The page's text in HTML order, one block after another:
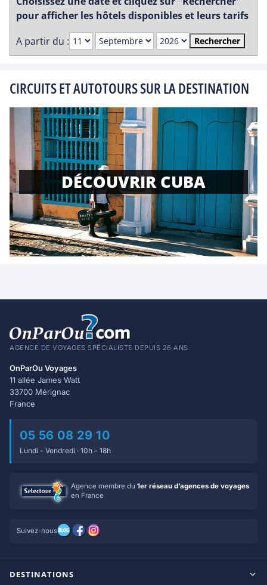
pour afficher les hôtels disponibles et leurs tarifs
A partir du :
Rechercher
CIRCUITS ET AUTOTOURS SUR LA DESTINATION
DÉCOUVRIR CUBA
AGENCE DE VOYAGES SPÉCIALISTE DEPUIS 26 ANS
OnParOu Voyages
11 allée James Watt
33700 Mérignac
France
05 56 08 29 10
Lundi - Vendredi · 10h - 18h
Agence membre du 1er réseau d’agences de voyages
en France
Suivez-nous
DESTINATIONS